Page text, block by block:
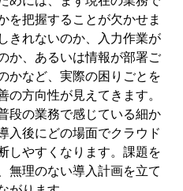
を把握することが欠かせま
きれないのか、入力作業が
か、あるいは情報が部署ご
かなど、実際の困りごとを
の方向性が見えてきます。
段の業務で感じている細か
入後にどの場面でクラウド
しやすくなります。課題を
無理のない導入計画を立て